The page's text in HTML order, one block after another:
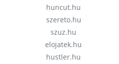
huncut.hu
szereto.hu
szuz.hu
elojatek.hu
hustler.hu